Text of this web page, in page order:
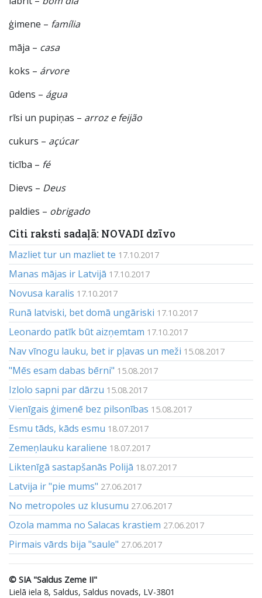
ģimene – família
māja – casa
koks – árvore
ūdens – água
rīsi un pupiņas – arroz e feijão
cukurs – açúcar
ticība – fé
Dievs – Deus
paldies – obrigado
Citi raksti sadaļā: NOVADI dzīvo
Mazliet tur un mazliet te 17.10.2017
Manas mājas ir Latvijā 17.10.2017
Novusa karalis 17.10.2017
Runā latviski, bet domā ungāriski 17.10.2017
Leonardo patīk būt aizņemtam 17.10.2017
Nav vīnogu lauku, bet ir pļavas un meži 15.08.2017
"Mēs esam dabas bērni" 15.08.2017
Izlolo sapni par dārzu 15.08.2017
Vienīgais ģimenē bez pilsonības 15.08.2017
Esmu tāds, kāds esmu 18.07.2017
Zemeņlauku karaliene 18.07.2017
Liktenīgā sastapšanās Polijā 18.07.2017
Latvija ir "pie mums" 27.06.2017
No metropoles uz klusumu 27.06.2017
Ozola mamma no Salacas krastiem 27.06.2017
Pirmais vārds bija "saule" 27.06.2017
© SIA "Saldus Zeme II"
Lielā iela 8, Saldus, Saldus novads, LV-3801